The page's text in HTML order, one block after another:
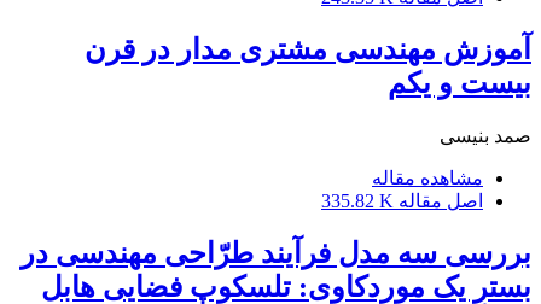
آموزش مهندسی مشتری مدار در قرن
بیست و یکم
صمد بنیسی
مشاهده مقاله
اصل مقاله 335.82 K
بررسی سه مدل فرآیند طرّاحی مهندسی در
بسترِ یک موردکاوی: تلسکوپ فضایی هابل